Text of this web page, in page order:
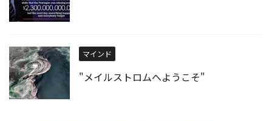
マインド
"メイルストロムへようこそ"